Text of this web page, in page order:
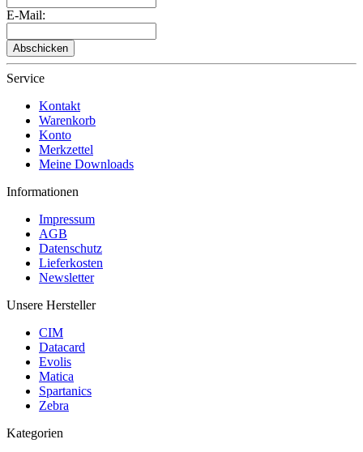
E-Mail:
Abschicken
Service
Kontakt
Warenkorb
Konto
Merkzettel
Meine Downloads
Informationen
Impressum
AGB
Datenschutz
Lieferkosten
Newsletter
Unsere Hersteller
CIM
Datacard
Evolis
Matica
Spartanics
Zebra
Kategorien